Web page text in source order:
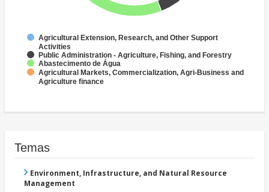
Agricultural Extension, Research, and Other Support
Activities
Public Administration - Agriculture, Fishing, and Forestry
Abastecimento de Água
Agricultural Markets, Commercialization, Agri-Business and
Agriculture finance
Temas
Environment, Infrastructure, and Natural Resource
Management